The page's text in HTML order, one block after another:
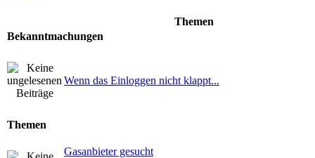
Themen
Bekanntmachungen
Wenn das Einloggen nicht klappt...
Themen
Gasanbieter gesucht